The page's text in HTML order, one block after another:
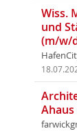
Wiss.
und
(m/w/